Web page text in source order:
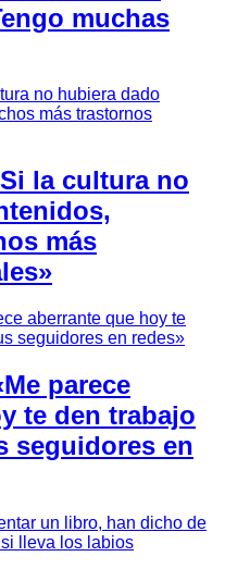
muchas
la cultura no
más
parece
te den trabajo
seguidores en